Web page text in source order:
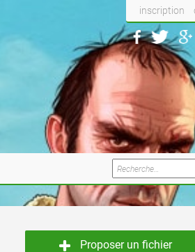
inscription
Proposer un fichier